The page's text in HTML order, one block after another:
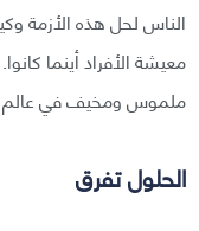
الناس لحل هذه الأزمة
معيشة الأفراد أينما
ملموس ومخيف في عالم
الحلول تفرق